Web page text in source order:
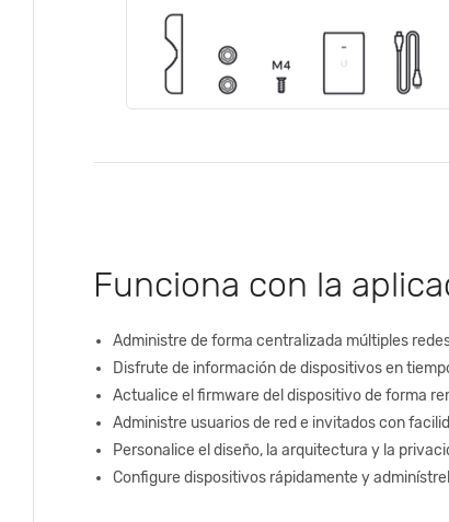
Funciona con la
Administre de forma centralizada múltiples
Disfrute de información de dispositivos en
Actualice el firmware del dispositivo de forma
Administre usuarios de red e invitados con
Personalice el diseño, la arquitectura y la
Configure dispositivos rápidamente y